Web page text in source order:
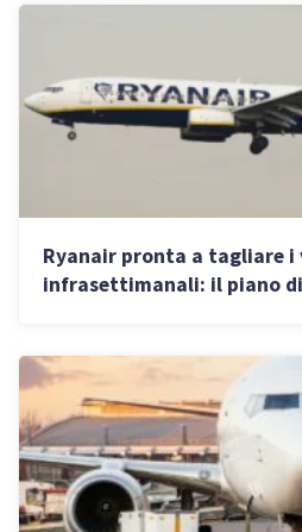
Ryanair pronta a tagliare i
infrasettimanali: il piano